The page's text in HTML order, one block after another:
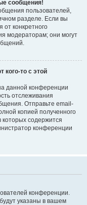
сообщения!
пользователей,
разделе. Если вы
конкретного
модераторам; они могут
кого-то с этой
данной конференции
отслеживания
Отправьте email-
копией полученного
которых содержится
конференции
конференции.
указаны в вашем